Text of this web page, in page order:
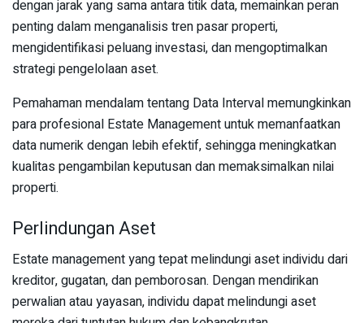
dengan jarak yang sama antara titik data, memainkan peran
penting dalam menganalisis tren pasar properti,
mengidentifikasi peluang investasi, dan mengoptimalkan
strategi pengelolaan aset.
Pemahaman mendalam tentang Data Interval memungkinkan
para profesional Estate Management untuk memanfaatkan
data numerik dengan lebih efektif, sehingga meningkatkan
kualitas pengambilan keputusan dan memaksimalkan nilai
properti.
Perlindungan Aset
Estate management yang tepat melindungi aset individu dari
kreditor, gugatan, dan pemborosan. Dengan mendirikan
perwalian atau yayasan, individu dapat melindungi aset